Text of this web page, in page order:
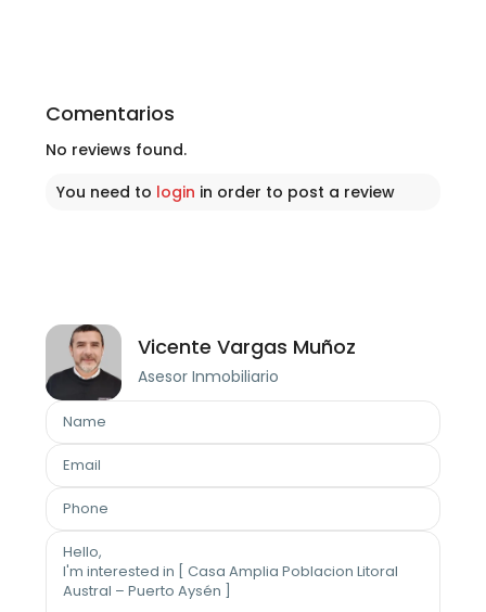
Comentarios
No reviews found.
You need to login in order to post a review
Vicente Vargas Muñoz
Asesor Inmobiliario